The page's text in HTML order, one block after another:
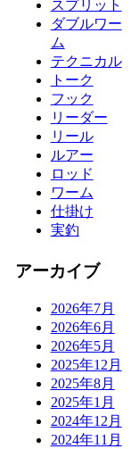
スプリット
ダブルワー
ム
テクニカル
トーク
フック
リーダー
リール
ルアー
ロッド
ワーム
仕掛け
実釣
アーカイブ
2026年7月
2026年6月
2026年5月
2025年12月
2025年8月
2025年1月
2024年12月
2024年11月